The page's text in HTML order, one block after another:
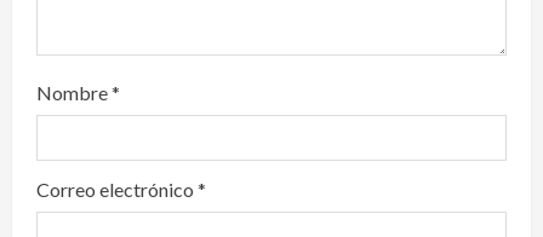
Nombre*
Correo electrónico *